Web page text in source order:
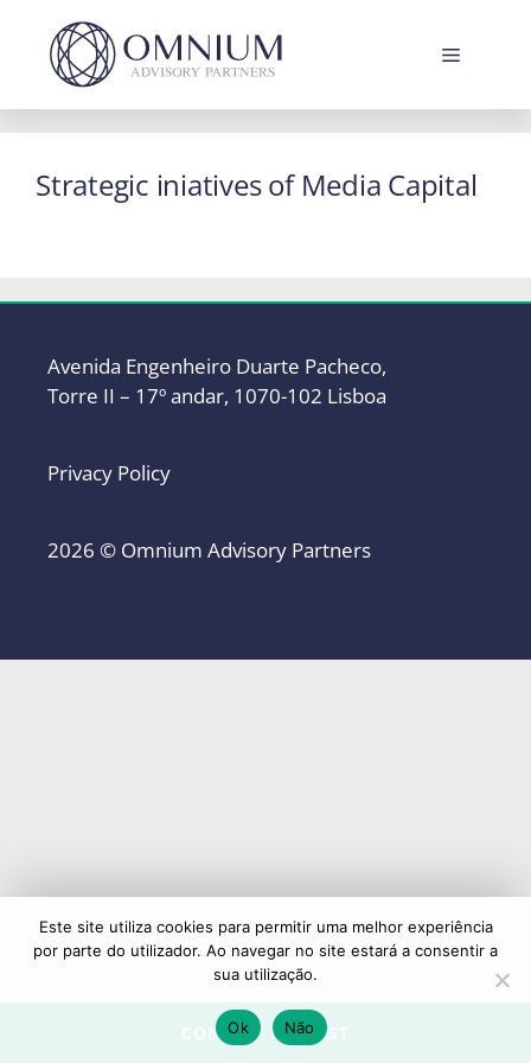
content
Menu
CONTACT REQUEST
Strategic iniatives of Media Capital
Avenida Engenheiro Duarte Pacheco,
Torre II – 17º andar, 1070-102 Lisboa
Privacy Policy
2026 © Omnium Advisory Partners
Este site utiliza cookies para permitir uma melhor experiência
por parte do utilizador. Ao navegar no site estará a consentir a
sua utilização.
Ok Não